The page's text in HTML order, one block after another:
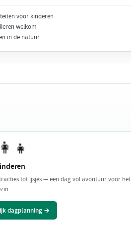
voor kinderen
welkom
in de natuur
tot ijsjes — een dag vol avontuur voor het
dagplanning →